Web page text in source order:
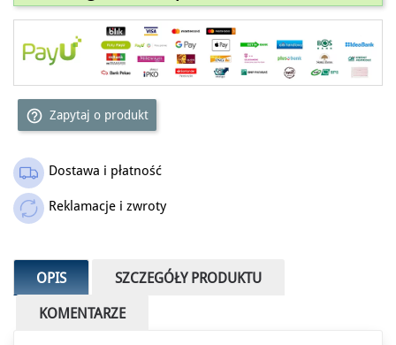
help_outline Zapytaj o produkt
Dostawa i płatność
Reklamacje i zwroty
OPIS SZCZEGÓŁY PRODUKTU
KOMENTARZE